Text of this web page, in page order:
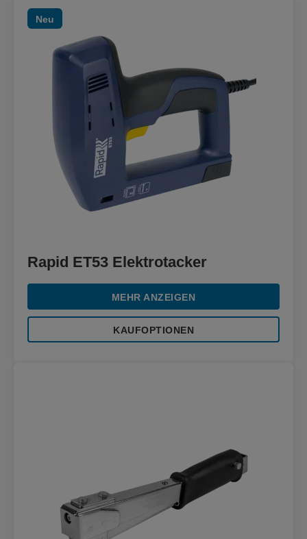
Neu
Rapid ET53 Elektrotacker
MEHR ANZEIGEN
KAUFOPTIONEN